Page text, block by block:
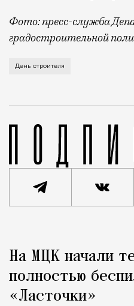
Фото: пресс-служба
градостроительной
В этом году
День строителя
Город
На МЦК начали
полностью
«Ласточки»